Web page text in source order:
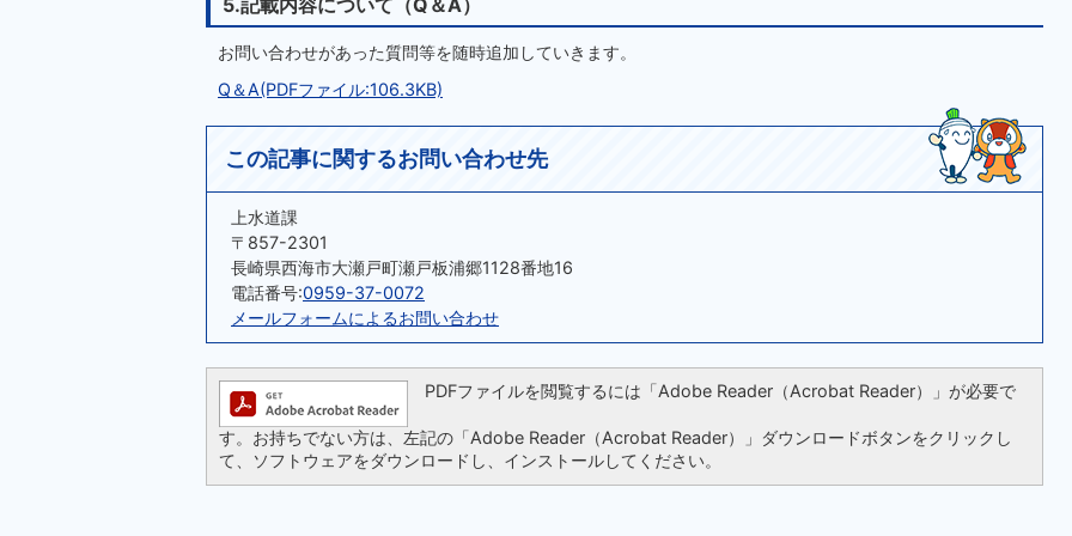
5.記載内容について（Q＆A）
お問い合わせがあった質問等を随時追加していきます。
Q＆A(PDFファイル:106.3KB)
この記事に関するお問い合わせ先
上水道課
〒857-2301
長崎県西海市大瀬戸町瀬戸板浦郷1128番地16
電話番号:0959-37-0072
メールフォームによるお問い合わせ
PDFファイルを閲覧するには「Adobe Reader（Acrobat Reader）」が必要で
す。お持ちでない方は、左記の「Adobe Reader（Acrobat Reader）」ダウンロードボタンをクリックし
て、ソフトウェアをダウンロードし、インストールしてください。